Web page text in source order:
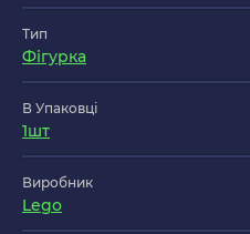
Тип
Фігурка
В Упаковці
1шт
Виробник
Lego